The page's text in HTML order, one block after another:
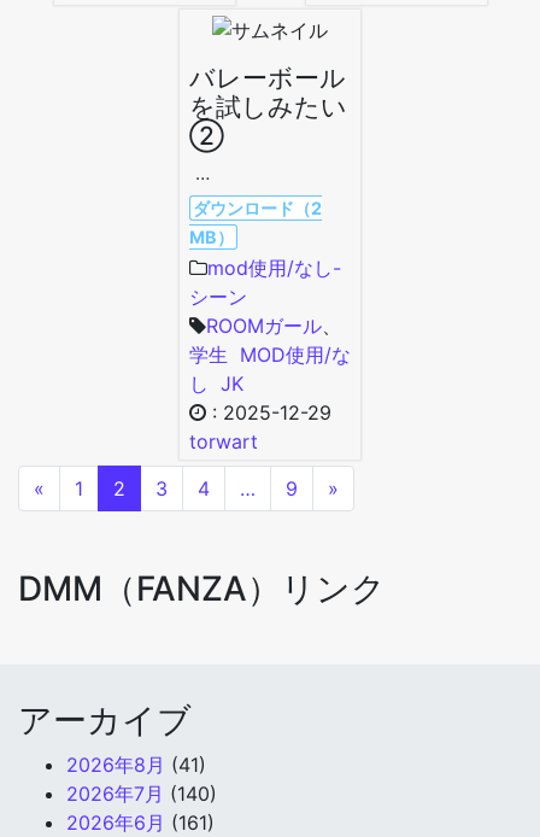
バレーボール
を試しみたい
②
…
ダウンロード（2
MB）
mod使用/なし-
シーン
ROOMガール、
学生 MOD使用/な
し JK
: 2025-12-29
torwart
«
1 2 3 4 … 9 »
DMM（FANZA）リンク
アーカイブ
2026年8月 (41)
2026年7月 (140)
2026年6月 (161)